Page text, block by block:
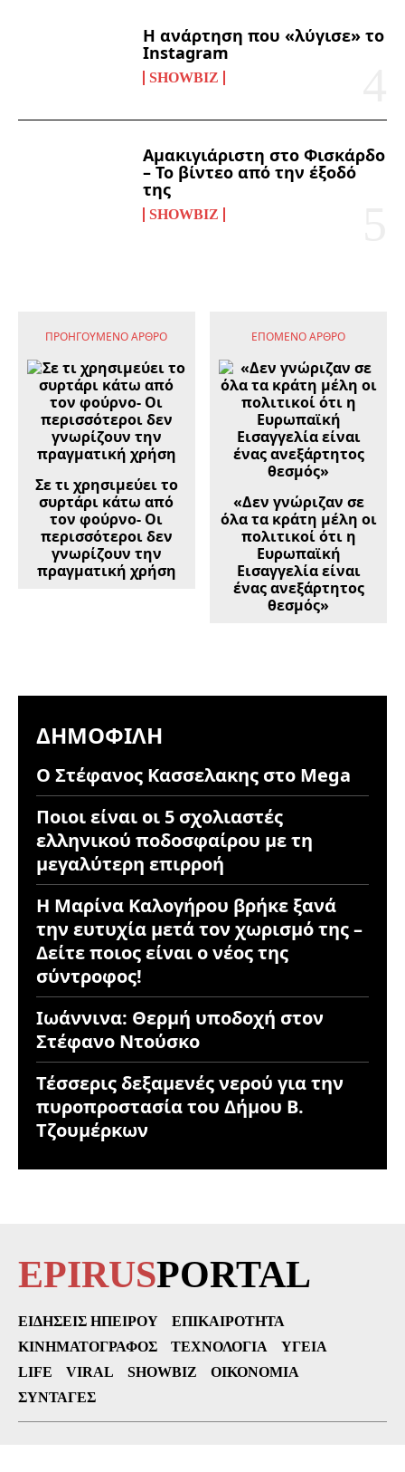
Η ανάρτηση που «λύγισε» το
Instagram
SHOWBIZ
Αμακιγιάριστη στο Φισκάρδο
– Το βίντεο από την έξοδό
της
SHOWBIZ
ΠΡΟΗΓΟΎΜΕΝΟ ΆΡΘΡΟ
Σε τι χρησιμεύει το
συρτάρι κάτω από
τον φούρνο- Οι
περισσότεροι δεν
γνωρίζουν την
πραγματική χρήση
ΕΠΌΜΕΝΟ ΆΡΘΡΟ
«Δεν γνώριζαν σε
όλα τα κράτη μέλη οι
πολιτικοί ότι η
Ευρωπαϊκή
Εισαγγελία είναι
ένας ανεξάρτητος
θεσμός»
ΔΗΜΟΦΙΛΉ
Ο Στέφανος Κασσελακης στο Mega
Ποιοι είναι οι 5 σχολιαστές
ελληνικού ποδοσφαίρου με τη
μεγαλύτερη επιρροή
Η Μαρίνα Καλογήρου βρήκε ξανά
την ευτυχία μετά τον χωρισμό της –
Δείτε ποιος είναι ο νέος της
σύντροφος!
Ιωάννινα: Θερμή υποδοχή στον
Στέφανο Ντούσκο
Τέσσερις δεξαμενές νερού για την
πυροπροστασία του Δήμου Β.
Τζουμέρκων
EPIRUSPORTAL
ΕΙΔΉΣΕΙΣ ΗΠΕΊΡΟΥ
ΕΠΙΚΑΙΡΌΤΗΤΑ
ΚΙΝΗΜΑΤΟΓΡΆΦΟΣ
ΤΕΧΝΟΛΟΓΊΑ
ΥΓΕΊΑ
LIFE
VIRAL SHOWBIZ
ΟΙΚΟΝΟΜΊΑ
ΣΥΝΤΑΓΈΣ